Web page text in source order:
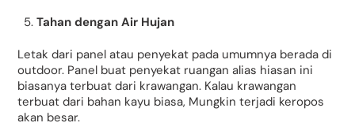
Tahan dengan Air Hujan
Letak dari panel atau penyekat pada umumnya berada di
outdoor. Panel buat penyekat ruangan alias hiasan ini
biasanya terbuat dari krawangan. Kalau krawangan
terbuat dari bahan kayu biasa, Mungkin terjadi keropos
akan besar.